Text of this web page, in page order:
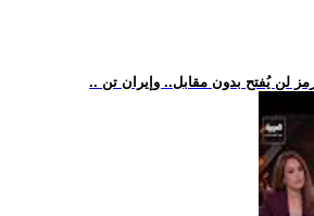
لن يُفتح بدون مقابل.. وإيران تن